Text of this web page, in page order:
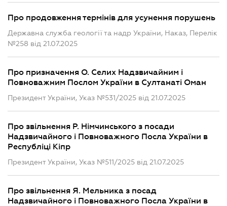
Про продовження термінів для усунення порушень
Державна служба геології та надр України, Наказ, Перелік
№258 від 21.07.2025
Про призначення О. Селих Надзвичайним і
Повноважним Послом України в Султанаті Оман
Президент України, Указ №531/2025 від 21.07.2025
Про звільнення Р. Німчинського з посади
Надзвичайного і Повноважного Посла України в
Республіці Кіпр
Президент України, Указ №511/2025 від 21.07.2025
Про звільнення Я. Мельника з посад
Надзвичайного і Повноважного Посла України в